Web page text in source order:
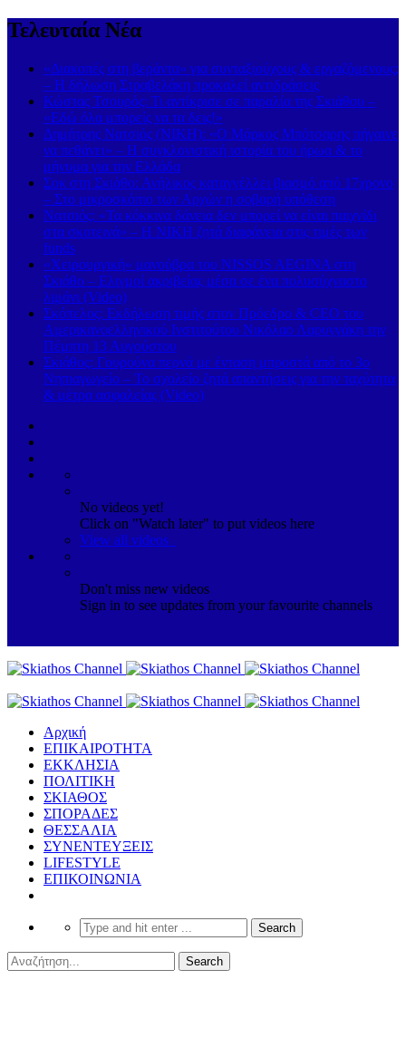
Τελευταία Νέα
«Διακοπές στη βεράντα» για συνταξιούχους & εργαζόμενους;
– Η δήλωση Στραβελάκη προκαλεί αντιδράσεις
Κώστας Τσουρός: Τι αντίκρισε σε παραλία της Σκιάθου –
«Εδώ όλα μπορείς να τα δεις!»
Δημήτρης Νατσιός (ΝΙΚΗ): «Ο Μάρκος Μπότσαρης πήγαινε
να πεθάνει» – Η συγκλονιστική ιστορία του ήρωα & το
μήνυμα για την Ελλάδα
Σοκ στη Σκιάθο: Ανήλικος καταγγέλλει βιασμό από 17χρονο
– Στο μικροσκόπιο των Αρχών η σοβαρή υπόθεση
Νατσιός: «Τα κόκκινα δάνεια δεν μπορεί να είναι παιχνίδι
στα σκοτεινά» – Η ΝΙΚΗ ζητά διαφάνεια στις τιμές των
funds
«Χειρουργική» μανούβρα του NISSOS AEGINA στη
Σκιάθο – Ελιγμοί ακριβείας μέσα σε ένα πολυσύχναστο
λιμάνι (Video)
Σκόπελος: Εκδήλωση τιμής στον Πρόεδρο & CEO του
Αμερικανοελληνικού Ινστιτούτου Νικόλαο Λαρυγγάκη την
Πέμπτη 13 Αυγούστου
Σκιάθος: Γουρούνα περνά με ένταση μπροστά από το 3ο
Νηπιαγωγείο – Το σχολείο ζητά απαντήσεις για την ταχύτητα
& μέτρα ασφαλείας (Video)
No videos yet!
Click on "Watch later" to put videos here
View all videos
Don't miss new videos
Sign in to see updates from your favourite channels
Αρχική
ΕΠΙΚΑΙΡΟΤΗΤΑ
ΕΚΚΛΗΣΙΑ
ΠΟΛΙΤΙΚΗ
ΣΚΙΑΘΟΣ
ΣΠΟΡΑΔΕΣ
ΘΕΣΣΑΛΙΑ
ΣΥΝΕΝΤΕΥΞΕΙΣ
LIFESTYLE
ΕΠΙΚΟΙΝΩΝΙΑ